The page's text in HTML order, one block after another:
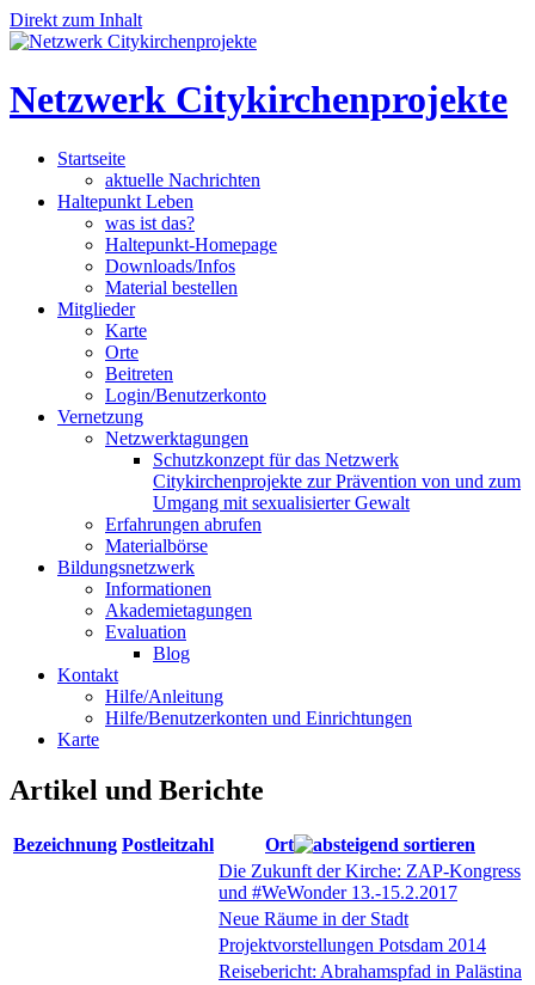
Direkt zum Inhalt
Netzwerk Citykirchenprojekte
Startseite
aktuelle Nachrichten
Haltepunkt Leben
was ist das?
Haltepunkt-Homepage
Downloads/Infos
Material bestellen
Mitglieder
Karte
Orte
Beitreten
Login/Benutzerkonto
Vernetzung
Netzwerktagungen
Schutzkonzept für das Netzwerk
Citykirchenprojekte zur Prävention von und zum
Umgang mit sexualisierter Gewalt
Erfahrungen abrufen
Materialbörse
Bildungsnetzwerk
Informationen
Akademietagungen
Evaluation
Blog
Kontakt
Hilfe/Anleitung
Hilfe/Benutzerkonten und Einrichtungen
Karte
Artikel und Berichte
Bezeichnung Postleitzahl
Ort
Die Zukunft der Kirche: ZAP-Kongress
und #WeWonder 13.-15.2.2017
Neue Räume in der Stadt
Projektvorstellungen Potsdam 2014
Reisebericht: Abrahamspfad in Palästina